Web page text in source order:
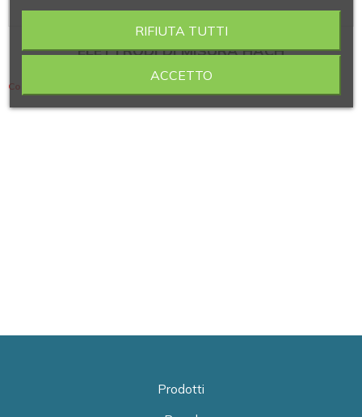
ELETTRODI DI MISURA HACH
Contiene 4 articoli
Prodotti
RIFIUTA TUTTI
ACCETTO